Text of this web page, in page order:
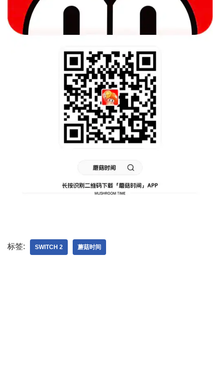
标签: SWITCH 2 蘑菇时间